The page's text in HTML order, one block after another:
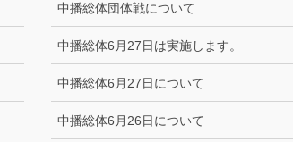
中播総体団体戦について
中播総体6月27日は実施します。
中播総体6月27日について
中播総体6月26日について